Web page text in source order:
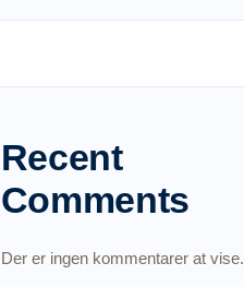
Recent
Comments
Der er ingen kommentarer at vise.